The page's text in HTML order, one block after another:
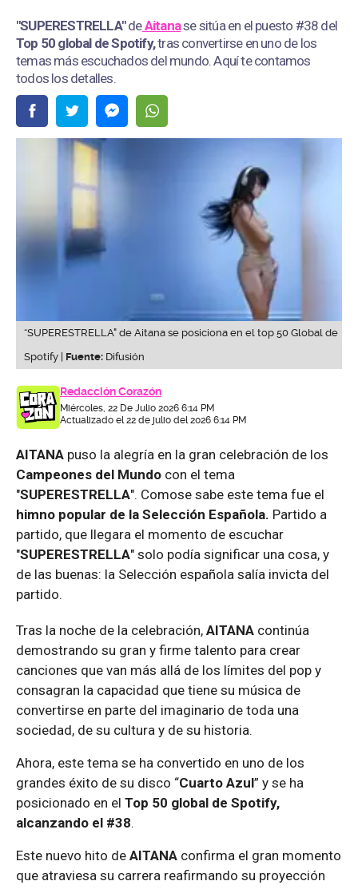
"SUPERESTRELLA"deAitanase sitúa en el puesto #38 del
Top 50 global de Spotify,tras convertirse en uno de los
temas más escuchados del mundo. Aquí te contamos
todos los detalles.
“SUPERESTRELLA" de Aitana se posiciona en el top 50 Global de
Spotify | Fuente: Difusión
Redacción Corazón
Miércoles, 22 De Julio 2026 6:14 PM
Actualizado el 22 de julio del 2026 6:14 PM
AITANA puso la alegría en la gran celebración de los
Campeones del Mundo con el tema
"SUPERESTRELLA". Comose sabe este tema fue el
himno popular de la Selección Española. Partido a
partido, que llegara el momento de escuchar
"SUPERESTRELLA" solo podía significar una cosa, y
de las buenas: la Selección española salía invicta del
partido.
Tras la noche de la celebración, AITANA continúa
demostrando su gran y firme talento para crear
canciones que van más allá de los límites del pop y
consagran la capacidad que tiene su música de
convertirse en parte del imaginario de toda una
sociedad, de su cultura y de su historia.
Ahora, este tema se ha convertido en uno de los
grandes éxito de su disco “Cuarto Azul” y se ha
posicionado en el Top 50 global de Spotify,
alcanzando el #38.
Este nuevo hito de AITANA confirma el gran momento
que atraviesa su carrera reafirmando su proyección